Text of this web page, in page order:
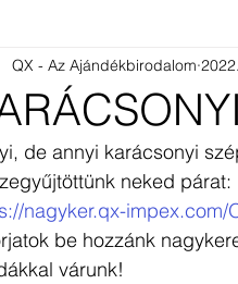
Játék, baby és sport
gravírozható terméke
QX - Az Ajándékbirodalom
de annyi karácsonyi
neked párat:
nagyker.qx-impex.com/
be hozzánk
várunk!